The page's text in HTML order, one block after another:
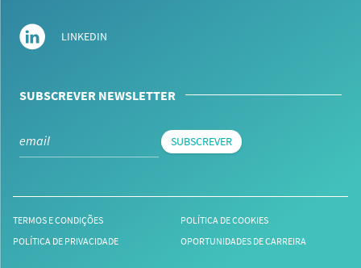
LINKEDIN
SUBSCREVER NEWSLETTER
SUBSCREVER
TERMOS E CONDIÇÕES
POLÍTICA DE COOKIES
POLÍTICA DE PRIVACIDADE
OPORTUNIDADES DE CARREIRA